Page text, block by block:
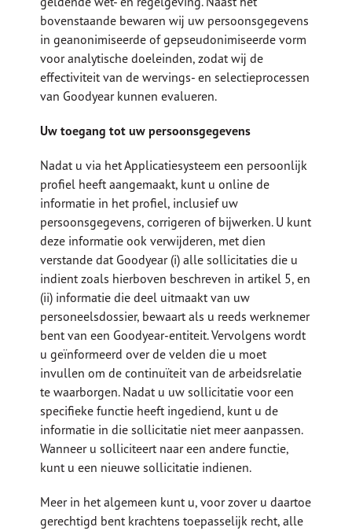
bovenstaande bewaren wij uw persoonsgegevens
in geanonimiseerde of gepseudonimiseerde vorm
voor analytische doeleinden, zodat wij de
effectiviteit van de wervings- en selectieprocessen
van Goodyear kunnen evalueren.
Uw toegang tot uw persoonsgegevens
Nadat u via het Applicatiesysteem een persoonlijk
profiel heeft aangemaakt, kunt u online de
informatie in het profiel, inclusief uw
persoonsgegevens, corrigeren of bijwerken. U kunt
deze informatie ook verwijderen, met dien
verstande dat Goodyear (i) alle sollicitaties die u
indient zoals hierboven beschreven in artikel 5, en
(ii) informatie die deel uitmaakt van uw
personeelsdossier, bewaart als u reeds werknemer
bent van een Goodyear-entiteit. Vervolgens wordt
u geïnformeerd over de velden die u moet
invullen om de continuïteit van de arbeidsrelatie
te waarborgen. Nadat u uw sollicitatie voor een
specifieke functie heeft ingediend, kunt u de
informatie in die sollicitatie niet meer aanpassen.
Wanneer u solliciteert naar een andere functie,
kunt u een nieuwe sollicitatie indienen.
Meer in het algemeen kunt u, voor zover u daartoe
gerechtigd bent krachtens toepasselijk recht, alle